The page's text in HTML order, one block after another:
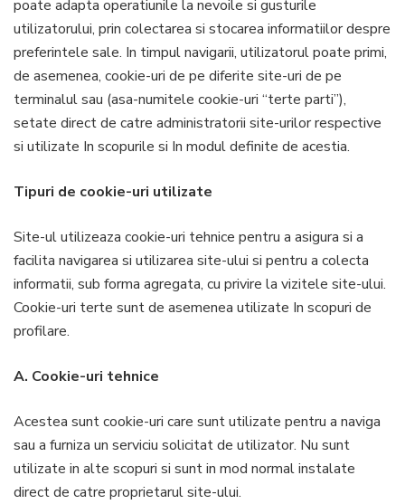
poate adapta operatiunile la nevoile si gusturile
utilizatorului, prin colectarea si stocarea informatiilor despre
preferintele sale. In timpul navigarii, utilizatorul poate primi,
de asemenea, cookie-uri de pe diferite site-uri de pe
terminalul sau (asa-numitele cookie-uri “terte parti”),
setate direct de catre administratorii site-urilor respective
si utilizate In scopurile si In modul definite de acestia.
Tipuri de cookie-uri utilizate
Site-ul utilizeaza cookie-uri tehnice pentru a asigura si a
facilita navigarea si utilizarea site-ului si pentru a colecta
informatii, sub forma agregata, cu privire la vizitele site-ului.
Cookie-uri terte sunt de asemenea utilizate In scopuri de
profilare.
A. Cookie-uri tehnice
Acestea sunt cookie-uri care sunt utilizate pentru a naviga
sau a furniza un serviciu solicitat de utilizator. Nu sunt
utilizate in alte scopuri si sunt in mod normal instalate
direct de catre proprietarul site-ului.